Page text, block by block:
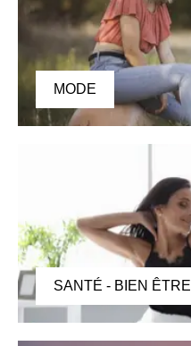
MODE
SANTÉ - BIEN ÊTRE